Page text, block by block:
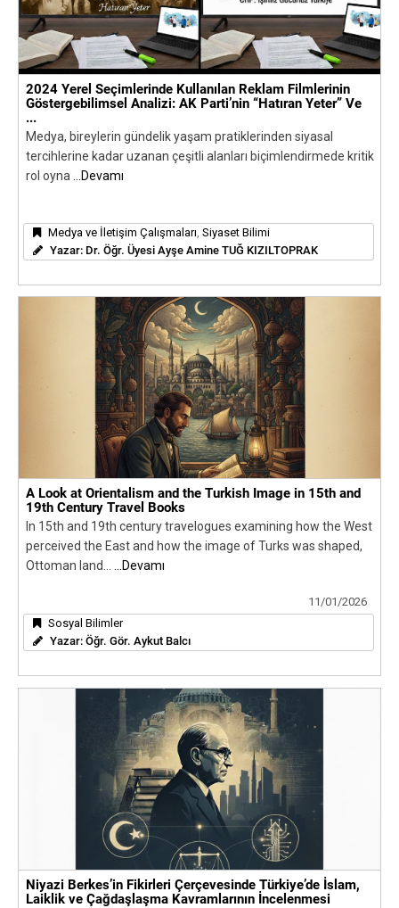
2024 Yerel Seçimlerinde Kullanılan Reklam Filmlerinin
Göstergebilimsel Analizi: AK Parti’nin “Hatıran Yeter” Ve
...
Medya, bireylerin gündelik yaşam pratiklerinden siyasal
tercihlerine kadar uzanan çeşitli alanları biçimlendirmede kritik
rol oyna
...Devamı
Medya ve İletişim Çalışmaları Siyaset Bilimi
Yazar: Dr. Öğr. Üyesi Ayşe Amine TUĞ KIZILTOPRAK
A Look at Orientalism and the Turkish Image in 15th and
19th Century Travel Books
In 15th and 19th century travelogues examining how the West
perceived the East and how the image of Turks was shaped,
Ottoman land...
...Devamı
11/01/2026
Sosyal Bilimler
Yazar: Öğr. Gör. Aykut Balcı
Niyazi Berkes’in Fikirleri Çerçevesinde Türkiye’de İslam,
Laiklik ve Çağdaşlaşma Kavramlarının İncelenmesi